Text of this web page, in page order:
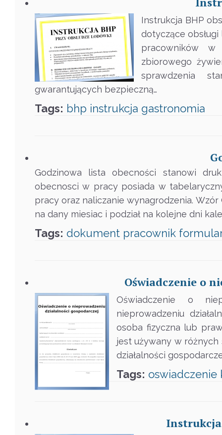
Instrukcja BHP
dotyczące
pracowników w
zbiorowego
sprawdzenia
gwarantujących bezpieczną…
Tags: bhp instrukcja gastronomia
Godzinowa lista obecności stanowi
obecnosci w pracy posiada w
pracy oraz naliczanie wynagrodzenia.
na dany miesiac i podział na kolejne dni
Tags: dokument pracownik
Oświadczenie o
Oświadczenie o
nieprowadzeniu
osoba fizyczna lub
jest używany w
działalności
Tags: oswiadczenie